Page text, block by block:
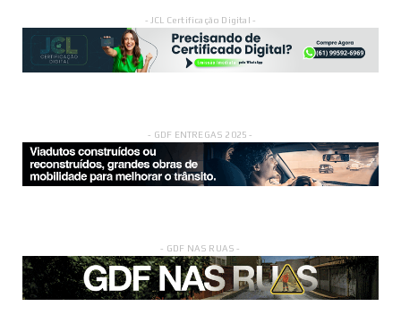
- JCL Certificação Digital -
- GDF ENTREGAS 2025 -
- GDF NAS RUAS -